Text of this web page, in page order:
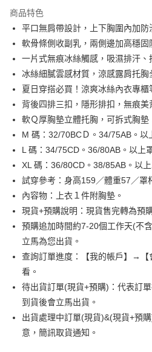
合作金庫商業銀行
華南商業銀行
上海商業儲蓄銀行
國泰世華商業銀行
臺灣中小企業銀行
匯豐（台灣）商業銀行
聯邦商業銀行
元大商業銀行
玉山商業銀行
台新國際商業銀行
台灣樂天信用卡公司
6 期 0 利率 每期
華南商業銀行
上海商業儲蓄銀行
國泰世華商業銀行
臺灣中小企業銀行
匯豐（台灣）商業銀行
聯邦商業銀行
元大商業銀行
玉山商業銀行
台新國際商業銀行
台灣樂天信用卡公司
超商取貨付款
LINE Pay
Apple Pay
悠遊付
全盈+PAY
AFTEE先享後付
相關說明
【關於「AFTEE先享後付」】
AFTEE先享後付是「在收到商品之後才付
１．簡單：不需註冊會員、不需綁卡、不需
２．便利：只要手機號碼，簡訊認證，即
３．安心：先確認商品／服務後，再付款。
【「AFTEE先享後付」結帳流程】
１．於結帳方式選擇「AFTEE先享後付」
２．訂單成立數日內，您將收到繳費通知簡
３．收到繳費通知簡訊後14天內，點擊此
ATM／網路銀行／等多元方式進行付款，
※ 請注意：結帳手續完成當下不需立刻繳
購買商品的店家。未經商家同意取消之訂
ATM付款
運送方式
全家取貨付款
每筆NT$99,999
每筆NT$99,999
7-11取貨付款
每筆NT$99,999
商品特色
平口無肩帶設計，上下胸圍內加防
軟骨條側收副乳，兩側邊加高穩固
一片式無痕冰絲觸感，吸濕排汗、
冰絲細膩雲感材質，涼感露肩托胸
夏日穿搭必買！涼爽冰絲內衣專櫃
背後四排三扣，隱形排扣，無痕美
軟Ｑ厚胸墊立體托胸，可拆式胸墊
M 碼：32/70BCＤ。34/75AB。以
L 碼：34/75CD。36/80AB。以上
XL 碼：36/80CD。38/85AB。以上
試穿參考：身高159／體重57／罩
內容物：上衣１件附胸墊。
現貨+預購說明：現貨售完轉為預購
預購追加時間約7-20個工作天(不
立馬為您出貨。
查詢訂單進度：【我的帳戶】→
看。
待出貨訂單(現貨+預購)：代表訂
到貨後會立馬出貨。
出貨處理中訂單(現貨)&(現貨+預
意，簡訊取貨通知。